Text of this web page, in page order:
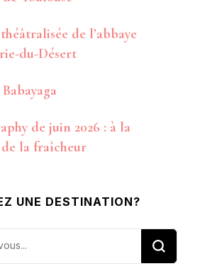
de l’abbaye
du-Désert
de juin 2026 : à la
la fraîcheur
UNE DESTINATION?